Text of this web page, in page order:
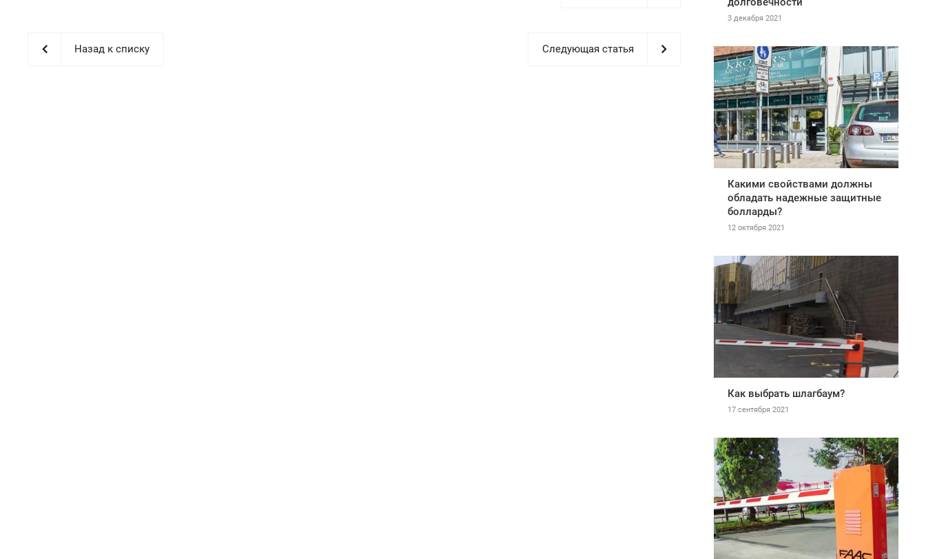
Назад к списку Следующая статья
3 декабря 2021
Какими свойствами должны
обладать надежные защитные
болларды?
12 октября 2021
Как выбрать шлагбаум?
17 сентября 2021